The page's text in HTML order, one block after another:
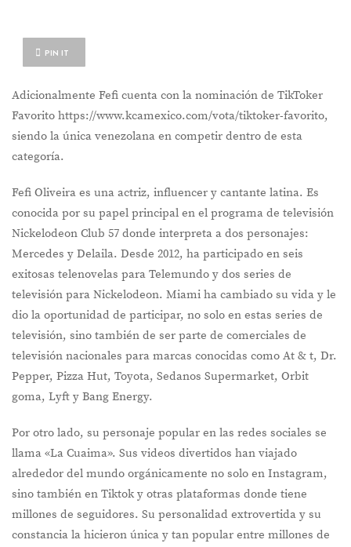
PIN IT
Adicionalmente Fefi cuenta con la nominación de TikToker
Favorito https://www.kcamexico.com/vota/tiktoker-favorito,
siendo la única venezolana en competir dentro de esta
categoría.
Fefi Oliveira es una actriz, influencer y cantante latina. Es
conocida por su papel principal en el programa de televisión
Nickelodeon Club 57 donde interpreta a dos personajes:
Mercedes y Delaila. Desde 2012, ha participado en seis
exitosas telenovelas para Telemundo y dos series de
televisión para Nickelodeon. Miami ha cambiado su vida y le
dio la oportunidad de participar, no solo en estas series de
televisión, sino también de ser parte de comerciales de
televisión nacionales para marcas conocidas como At & t, Dr.
Pepper, Pizza Hut, Toyota, Sedanos Supermarket, Orbit
goma, Lyft y Bang Energy.
Por otro lado, su personaje popular en las redes sociales se
llama «La Cuaima». Sus videos divertidos han viajado
alrededor del mundo orgánicamente no solo en Instagram,
sino también en Tiktok y otras plataformas donde tiene
millones de seguidores. Su personalidad extrovertida y su
constancia la hicieron única y tan popular entre millones de